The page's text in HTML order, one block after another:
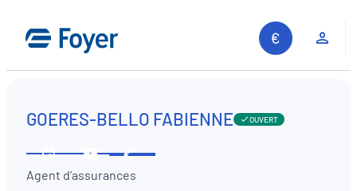
contenu
GOERES-BELLO FABIENNE OUVERT
les
nous
Partager
Agent d’assurances